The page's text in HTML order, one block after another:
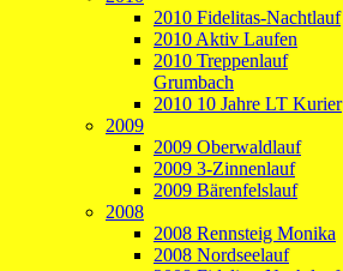
2010 Fidelitas-Nachtlauf
2010 Aktiv Laufen
2010 Treppenlauf
Grumbach
2010 10 Jahre LT Kurier
2009
2009 Oberwaldlauf
2009 3-Zinnenlauf
2009 Bärenfelslauf
2008
2008 Rennsteig Monika
2008 Nordseelauf